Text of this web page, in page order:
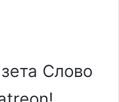
Слово